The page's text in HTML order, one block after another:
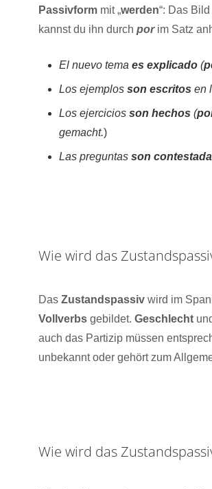
Passivform mit „werden“: Das
kannst du ihn durchporim Satz
El nuevo temaes explicado (
Los ejemplosson escritos en
Los ejerciciosson hechos (
gemacht.)
Las preguntasson
Wie wird das
DasZustandspassiv wird im
Vollverbs gebildet.Geschlecht
auch das Partizip müssen
unbekannt oder gehört zum
Wie wird das